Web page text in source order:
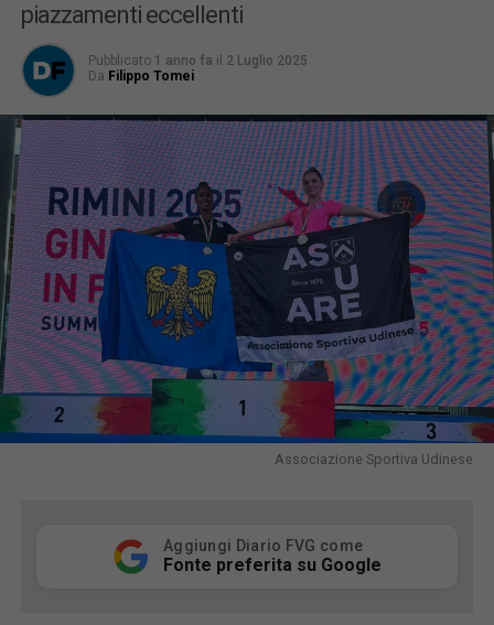
piazzamenti eccellenti
Pubblicato 1 anno fa il 2 Luglio 2025
Da Filippo Tomei
Associazione Sportiva Udinese
Aggiungi Diario FVG come
Fonte preferita su Google